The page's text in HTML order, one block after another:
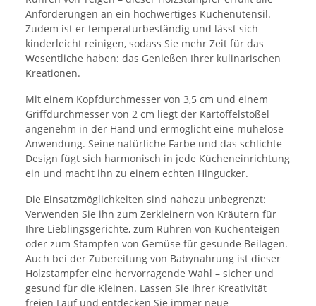
Anforderungen an ein hochwertiges Küchenutensil.
Zudem ist er temperaturbeständig und lässt sich
kinderleicht reinigen, sodass Sie mehr Zeit für das
Wesentliche haben: das Genießen Ihrer kulinarischen
Kreationen.
Mit einem Kopfdurchmesser von 3,5 cm und einem
Griffdurchmesser von 2 cm liegt der Kartoffelstößel
angenehm in der Hand und ermöglicht eine mühelose
Anwendung. Seine natürliche Farbe und das schlichte
Design fügt sich harmonisch in jede Kücheneinrichtung
ein und macht ihn zu einem echten Hingucker.
Die Einsatzmöglichkeiten sind nahezu unbegrenzt:
Verwenden Sie ihn zum Zerkleinern von Kräutern für
Ihre Lieblingsgerichte, zum Rühren von Kuchenteigen
oder zum Stampfen von Gemüse für gesunde Beilagen.
Auch bei der Zubereitung von Babynahrung ist dieser
Holzstampfer eine hervorragende Wahl – sicher und
gesund für die Kleinen. Lassen Sie Ihrer Kreativität
freien Lauf und entdecken Sie immer neue